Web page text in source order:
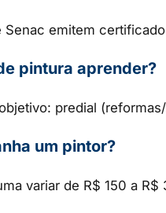
Senac emitem
pintura aprender?
predial
um pintor?
variar de R$ 150 a